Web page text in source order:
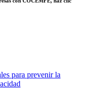
para prevenir la